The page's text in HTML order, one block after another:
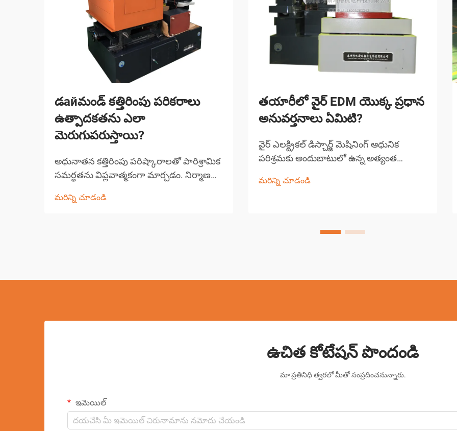
డайమండ్ కత్తిరింపు పరికరాలు
ఉత్పాదకతను ఎలా
మెరుగుపరుస్తాయి?
అధునాతన కత్తిరింపు పరిష్కారాలతో పారిశ్రామిక
సమర్థతను విప్లవాత్మకంగా మార్చడం. నిర్మాణ
ద్వారా గొప్ప మార్పులను చవిచూశాయి, డైమండ్
మరిన్ని చూడండి
తయారీలో వైర్ EDM యొక్క ప్రధాన
అనువర్తనాలు ఏమిటి?
వైర్ ఎలక్ట్రికల్ డిస్చార్జ్ మెషినింగ్ ఆధునిక
పరిశ్రమకు అందుబాటులో ఉన్న అత్యంత
ప్రక్రియలలో ఒకటి. ఈ అధునాతన మెషినింగ్
మరిన్ని చూడండి
ఉచిత కోటేషన్ పొందండి
మా ప్రతినిధి త్వరలో మీతో సంప్రదించనున్నారు.
ఇమెయిల్